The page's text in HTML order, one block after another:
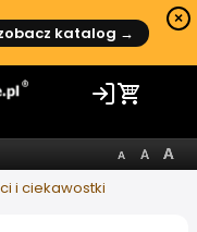
katalog →
×
i ciekawostki